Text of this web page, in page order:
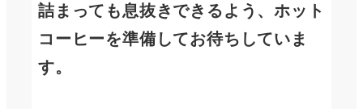
詰まっても息抜きできるよう、ホット
コーヒーを準備してお待ちしていま
す。